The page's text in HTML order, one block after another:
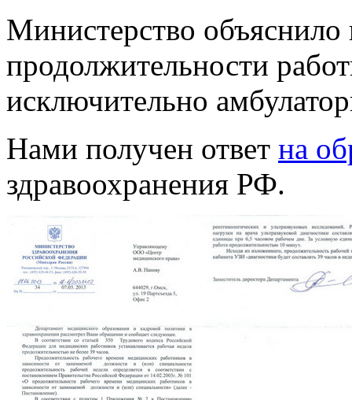
Министерство
продолжительности
исключительно
Нами получен ответ на
здравоохранения РФ.